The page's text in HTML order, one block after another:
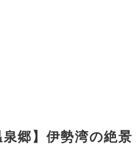
郷】伊勢湾の絶景